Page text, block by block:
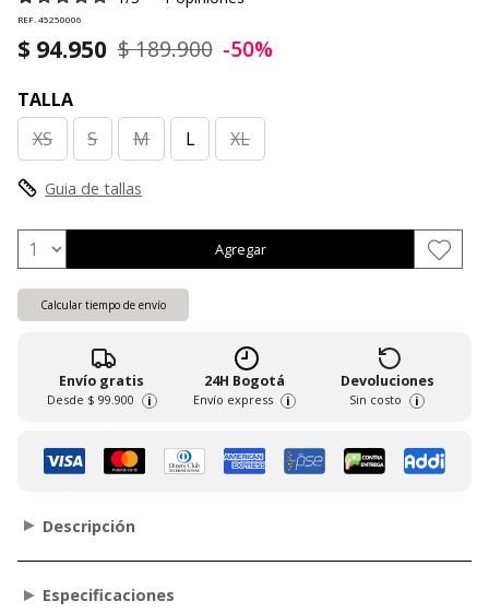
REF. 45250006
$ 94.950 $ 189.900 -50%
TALLA
XS
S M L XL
Guia de tallas
Agregar
Calcular tiempo de envío
Envío gratis
Desde $ 99.900 i
24H Bogotá
Envío express i
Devoluciones
Sin costo i
Descripción
Especificaciones